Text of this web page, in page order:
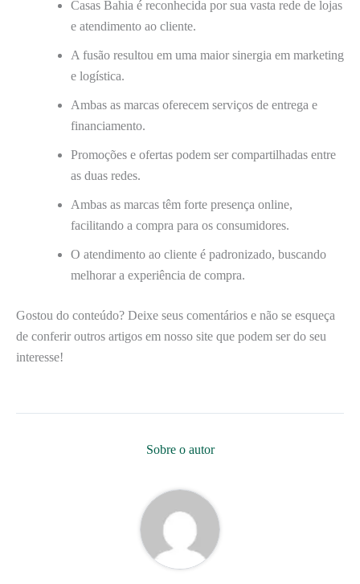
Casas Bahia é reconhecida por sua vasta rede de lojas
e atendimento ao cliente.
A fusão resultou em uma maior sinergia em marketing
e logística.
Ambas as marcas oferecem serviços de entrega e
financiamento.
Promoções e ofertas podem ser compartilhadas entre
as duas redes.
Ambas as marcas têm forte presença online,
facilitando a compra para os consumidores.
O atendimento ao cliente é padronizado, buscando
melhorar a experiência de compra.
Gostou do conteúdo? Deixe seus comentários e não se esqueça
de conferir outros artigos em nosso site que podem ser do seu
interesse!
Sobre o autor